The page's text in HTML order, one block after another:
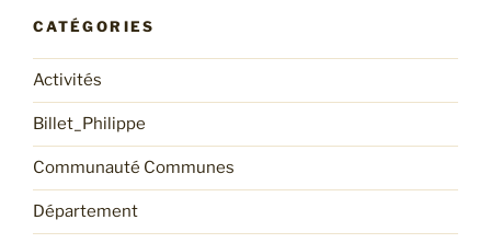
CATÉGORIES
Activités
Billet_Philippe
Communauté Communes
Département